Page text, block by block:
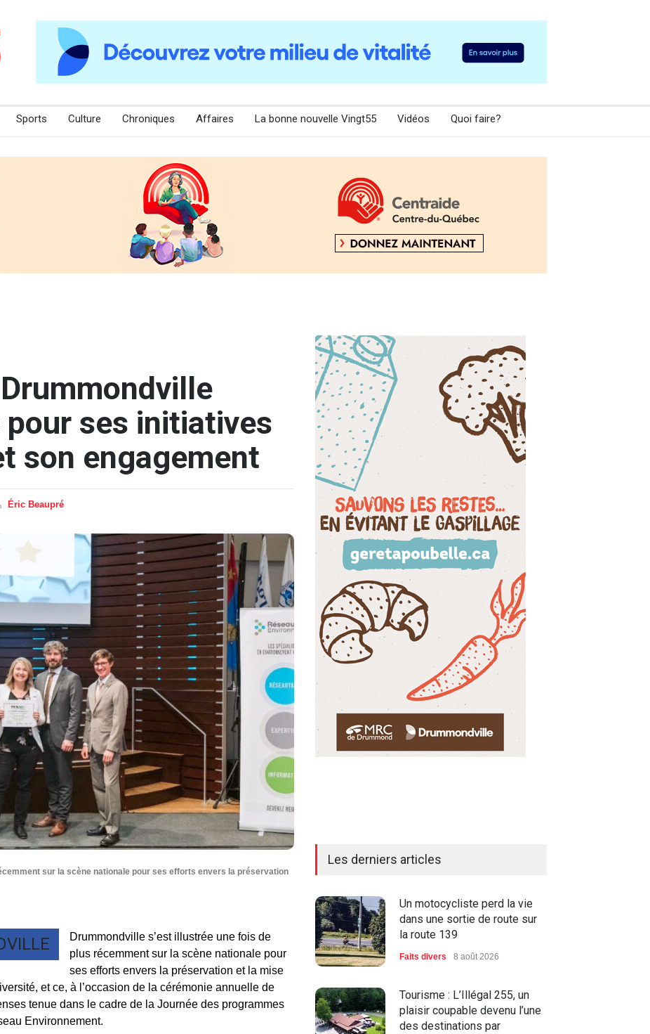
Sports Culture Chroniques Affaires La bonne nouvelle Vingt55 Vidéos Quoi faire?
ses initiatives
son engagement
Éric Beaupré
sur la scène nationale pour ses efforts envers la préservation
Drummondville s’est illustrée une fois de
plus récemment sur la scène nationale pour
ses efforts envers la préservation et la mise
et ce, à l’occasion de la cérémonie annuelle de
tenue dans le cadre de la Journée des programmes
Environnement.
Les derniers articles
Un motocycliste perd la vie
dans une sortie de route sur
la route 139
Faits divers 8 août 2026
Tourisme : L’Illégal 255, un
plaisir coupable devenu l’une
des destinations par